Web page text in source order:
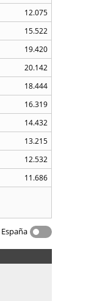
12.075
15.522
19.420
20.142
18.444
16.319
14.432
13.215
12.532
11.686
España